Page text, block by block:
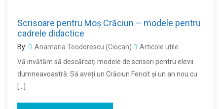
Scrisoare pentru Moș Crăciun – modele pentru
cadrele didactice
By: Anamaria Teodorescu (Ciocan)
Articole utile
Vă invătăm să descărcați modele de scrisori pentru elevii
dumneavoastră: Să aveți un Crăciun Fericit și un an nou cu